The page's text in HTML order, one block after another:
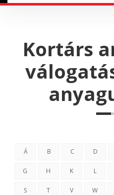
Kortárs
Á B C D
G H K L
S T V W